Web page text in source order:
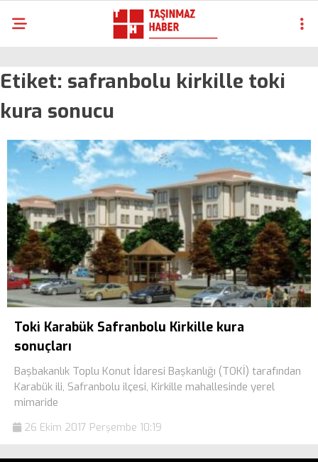
Etiket: safranbolu kirkille toki
kura sonucu
Toki Karabük Safranbolu Kirkille kura
sonuçları
Başbakanlık Toplu Konut İdaresi Başkanlığı (TOKİ) tarafından
Karabük ili, Safranbolu ilçesi, Kirkille mahallesinde yerel
mimaride
26 Ekim 2017 Perşembe 10:19